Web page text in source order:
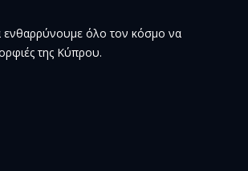
ενθαρρύνουμε όλο τον κόσμο να
της Κύπρου.